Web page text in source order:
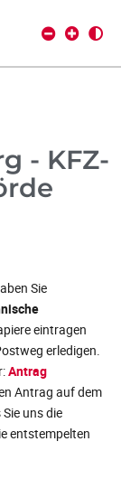
- KFZ-
Sie
eintragen
erledigen.
Antrag
Antrag auf dem
uns die
entstempelten